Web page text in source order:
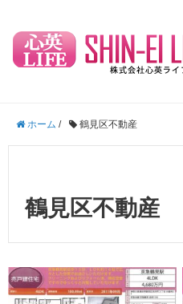
ホーム / 鶴見区不動産
鶴見区不動産